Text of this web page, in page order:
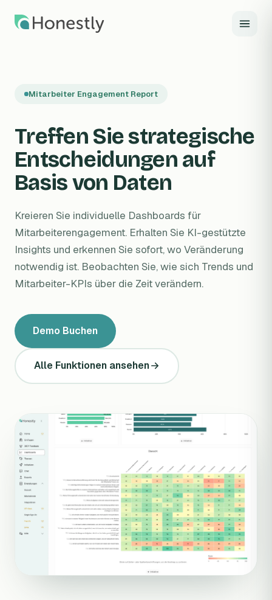
Mitarbeiter Engagement Report
Treffen Sie strategische
Entscheidungen auf
Basis von Daten
Kreieren Sie individuelle Dashboards für
Mitarbeiterengagement. Erhalten Sie KI-gestützte
Insights und erkennen Sie sofort, wo Veränderung
notwendig ist. Beobachten Sie, wie sich Trends und
Mitarbeiter-KPIs über die Zeit verändern.
Demo Buchen
Alle Funktionen ansehen